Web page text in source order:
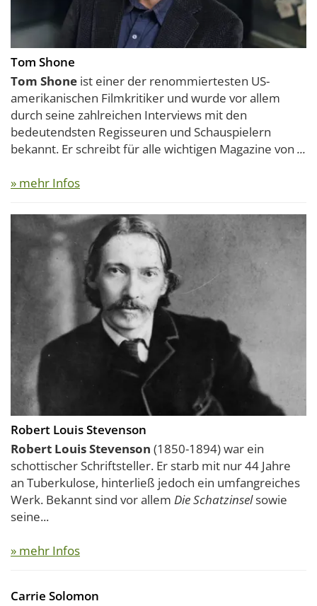
Tom Shone
Tom Shone ist einer der renommiertesten US-
amerikanischen Filmkritiker und wurde vor allem
durch seine zahlreichen Interviews mit den
bedeutendsten Regisseuren und Schauspielern
bekannt. Er schreibt für alle wichtigen Magazine von ...
» mehr Infos
Robert Louis Stevenson
Robert Louis Stevenson (1850-1894) war ein
schottischer Schriftsteller. Er starb mit nur 44 Jahre
an Tuberkulose, hinterließ jedoch ein umfangreiches
Werk. Bekannt sind vor allem Die Schatzinselsowie
seine...
» mehr Infos
Carrie Solomon